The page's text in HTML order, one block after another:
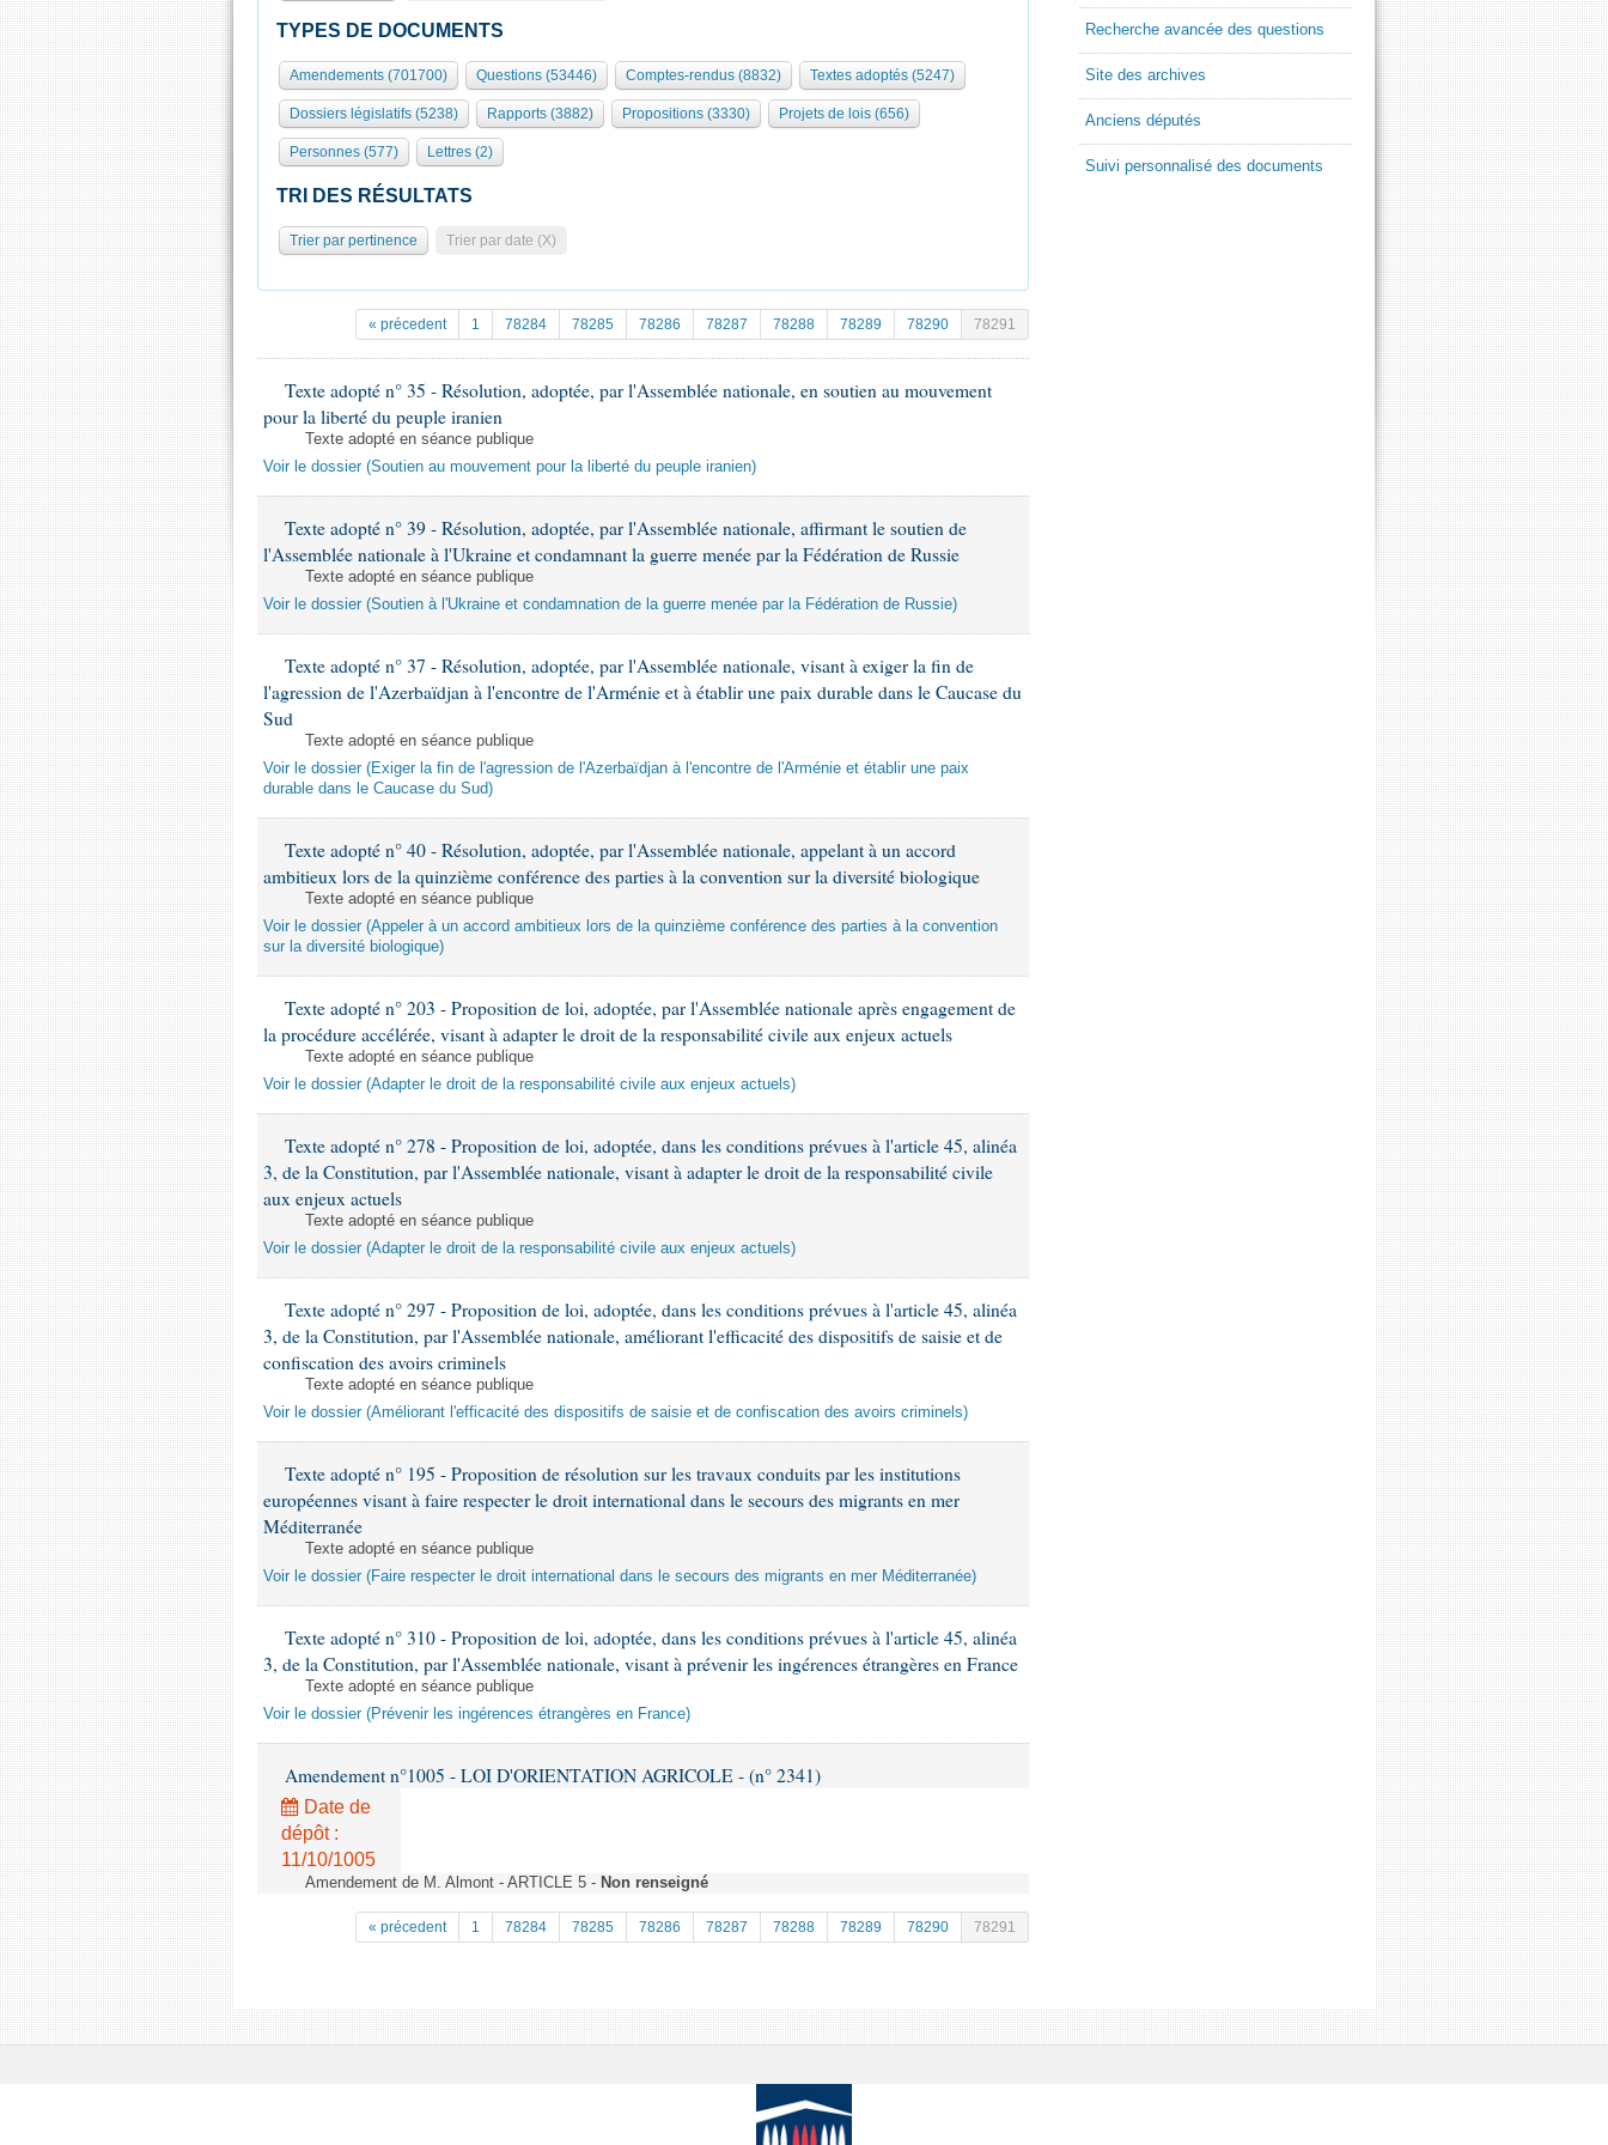
TYPES DE DOCUMENTS
Amendements (701700) Questions (53446) Comptes-rendus (8832) Textes adoptés (5247)
Dossiers législatifs (5238) Rapports (3882) Propositions (3330) Projets de lois (656)
Personnes (577) Lettres (2)
TRI DES RÉSULTATS
Trier par pertinence Trier par date (X)
« précedent 1 78284 78285 78286 78287 78288 78289 78290 78291
Texte adopté n° 35 - Résolution, adoptée, par l'Assemblée nationale, en soutien au mouvement
pour la liberté du peuple iranien
Texte adopté en séance publique
Voir le dossier (Soutien au mouvement pour la liberté du peuple iranien)
Texte adopté n° 39 - Résolution, adoptée, par l'Assemblée nationale, affirmant le soutien de
l'Assemblée nationale à l'Ukraine et condamnant la guerre menée par la Fédération de Russie
Texte adopté en séance publique
Voir le dossier (Soutien à l'Ukraine et condamnation de la guerre menée par la Fédération de Russie)
Texte adopté n° 37 - Résolution, adoptée, par l'Assemblée nationale, visant à exiger la fin de
l'agression de l'Azerbaïdjan à l'encontre de l'Arménie et à établir une paix durable dans le Caucase du
Sud
Texte adopté en séance publique
Voir le dossier (Exiger la fin de l'agression de l'Azerbaïdjan à l'encontre de l'Arménie et établir une paix
durable dans le Caucase du Sud)
Texte adopté n° 40 - Résolution, adoptée, par l'Assemblée nationale, appelant à un accord
ambitieux lors de la quinzième conférence des parties à la convention sur la diversité biologique
Texte adopté en séance publique
Voir le dossier (Appeler à un accord ambitieux lors de la quinzième conférence des parties à la convention
sur la diversité biologique)
Texte adopté n° 203 - Proposition de loi, adoptée, par l'Assemblée nationale après engagement de
la procédure accélérée, visant à adapter le droit de la responsabilité civile aux enjeux actuels
Texte adopté en séance publique
Voir le dossier (Adapter le droit de la responsabilité civile aux enjeux actuels)
Texte adopté n° 278 - Proposition de loi, adoptée, dans les conditions prévues à l'article 45, alinéa
3, de la Constitution, par l'Assemblée nationale, visant à adapter le droit de la responsabilité civile
aux enjeux actuels
Texte adopté en séance publique
Voir le dossier (Adapter le droit de la responsabilité civile aux enjeux actuels)
Texte adopté n° 297 - Proposition de loi, adoptée, dans les conditions prévues à l'article 45, alinéa
3, de la Constitution, par l'Assemblée nationale, améliorant l'efficacité des dispositifs de saisie et de
confiscation des avoirs criminels
Texte adopté en séance publique
Voir le dossier (Améliorant l'efficacité des dispositifs de saisie et de confiscation des avoirs criminels)
Texte adopté n° 195 - Proposition de résolution sur les travaux conduits par les institutions
européennes visant à faire respecter le droit international dans le secours des migrants en mer
Méditerranée
Texte adopté en séance publique
Voir le dossier (Faire respecter le droit international dans le secours des migrants en mer Méditerranée)
Texte adopté n° 310 - Proposition de loi, adoptée, dans les conditions prévues à l'article 45, alinéa
3, de la Constitution, par l'Assemblée nationale, visant à prévenir les ingérences étrangères en France
Texte adopté en séance publique
Voir le dossier (Prévenir les ingérences étrangères en France)
Amendement n°1005 - LOI D'ORIENTATION AGRICOLE - (n° 2341)
Date de
dépôt :
11/10/1005
Amendement de M. Almont - ARTICLE 5 - Non renseigné
« précedent 1 78284 78285 78286 78287 78288 78289 78290 78291
Recherche avancée des questions
Site des archives
Anciens députés
Suivi personnalisé des documents